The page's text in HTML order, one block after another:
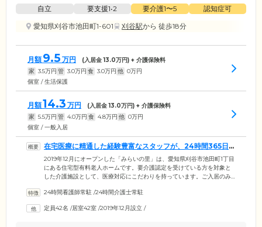
自立 要支援1•2 要介護1〜5
認知症可
愛知県刈谷市池田町1-601
刈谷駅から 徒歩18分
月額 9.5 万円 (入居金13.0万円) + 介護保険料
家 3.5万円 管 3.0万円 食 3.0万円 他 0万円
個室 / 生活保護
月額14.3 万円 (入居金13.0万円) + 介護保険料
家 5.5万円 管 4.0万円 食 4.8万円 他 0万円
個室 / 一般入居
在宅医療に精通した経験豊富なスタッフが、24時間365日常
駐しています
2019年12月にオープンした「みらいの里」は、愛知県刈谷市池田町1丁目
にある住宅型有料老人ホームです。要介護認定を受けている方を対象と
した介護施設として、医療対応にこだわりを持っています。ご入居のみ
富なスタッフを24時間365日配置。専門的なトレーニングを受けた介護ス
トをご提供いたします。持病があるなどの理由で施設の入居可否を心配
24時間看護師常駐 /24時間介護士常駐
定員42名 /居室42室 /2019年12月設立 /